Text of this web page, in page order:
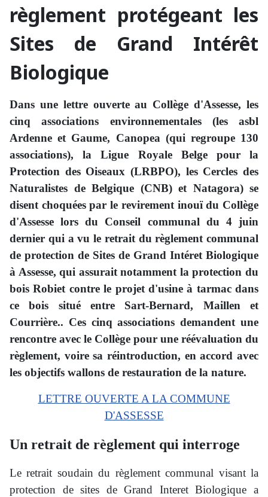
règlement protégeant les
Sites de Grand Intérêt
Biologique
Dans une lettre ouverte au Collège d'Assesse, les
cinq associations environnementales (les asbl
Ardenne et Gaume, Canopea (qui regroupe 130
associations), la Ligue Royale Belge pour la
Protection des Oiseaux (LRBPO), les Cercles des
Naturalistes de Belgique (CNB) et Natagora) se
disent choquées par le revirement inouï du Collège
d'Assesse lors du Conseil communal du 4 juin
dernier qui a vu le retrait du règlement communal
de protection de Sites de Grand Intéret Biologique
à Assesse, qui assurait notamment la protection du
bois Robiet contre le projet d'usine à tarmac dans
ce bois situé entre Sart-Bernard, Maillen et
Courrière.. Ces cinq associations demandent une
rencontre avec le Collège pour une réévaluation du
règlement, voire sa réintroduction, en accord avec
les objectifs wallons de restauration de la nature.
LETTRE OUVERTE A LA COMMUNE
D'ASSESSE
Un retrait de règlement qui interroge
Le retrait soudain du règlement communal visant la
protection de sites de Grand Interet Biologique a